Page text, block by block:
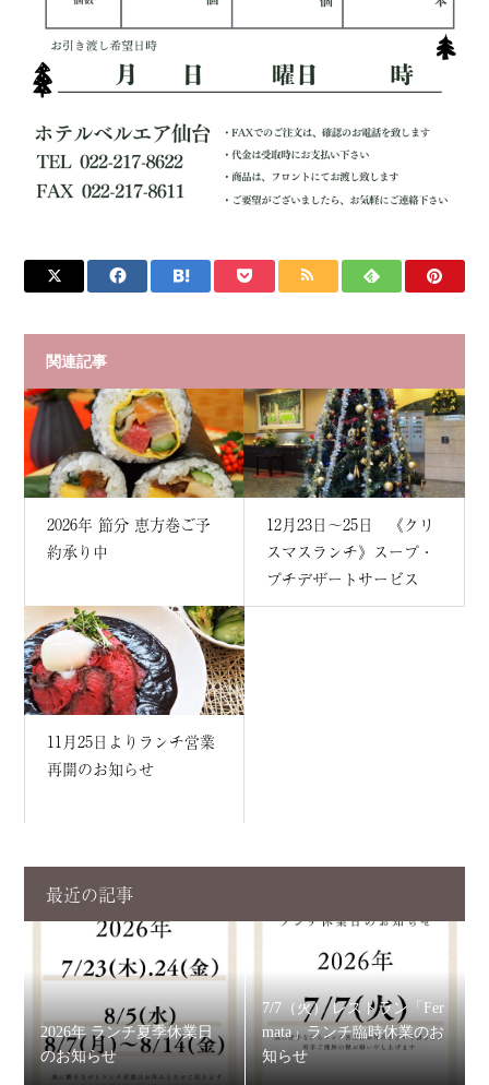
関連記事
2026年 節分 恵方巻ご予
約承り中
12月23日～25日 《クリ
スマスランチ》スープ・
プチデザートサービス
11月25日よりランチ営業
再開のお知らせ
最近の記事
2026年 ランチ夏季休業日
のお知らせ
7/7（火） レストラン「Fer
mata」ランチ臨時休業のお
知らせ